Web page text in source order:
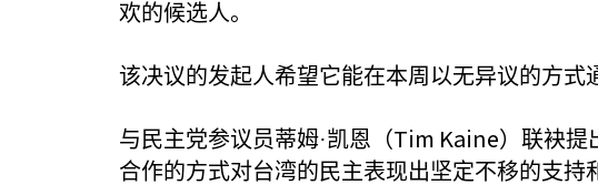
欢的候选人。
该决议的发起人希望它能在本周以无异议的方式
与民主党参议员蒂姆·凯恩（Tim Kaine）联袂提
合作的方式对台湾的民主表现出坚定不移的支